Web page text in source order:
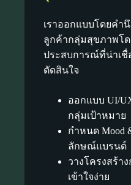
เราออกแบบโดยคำนึ
ลูกค้ากลุ่มสุขภาพโด
ประสบการณ์ที่น่าเชื่
ตัดสินใจ
ออกแบบ UI/
กลุ่มเป้าหมาย
กำหนด Mood
ลักษณ์แบรนด์
วางโครงสร้า
เข้าใจง่าย